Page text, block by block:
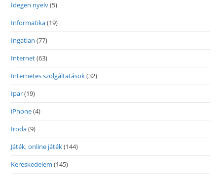
Idegen nyelv(5)
Informatika(19)
Ingatlan (77)
Internet(63)
Internetes szolgáltatások(32)
Ipar(19)
iPhone(4)
Iroda(9)
Játék, online játék(144)
Kereskedelem (145)